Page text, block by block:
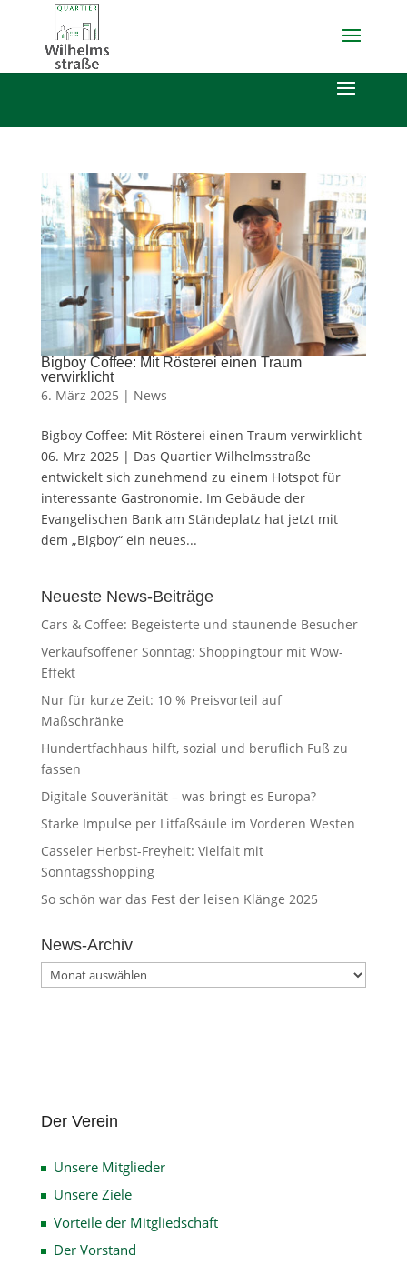
Bigboy Coffee: Mit Rösterei einen Traum
verwirklicht
6. März 2025 | News
Bigboy Coffee: Mit Rösterei einen Traum verwirklicht
06. Mrz 2025 | Das Quartier Wilhelmsstraße
entwickelt sich zunehmend zu einem Hotspot für
interessante Gastronomie. Im Gebäude der
Evangelischen Bank am Ständeplatz hat jetzt mit
dem „Bigboy“ ein neues...
Neueste News-Beiträge
Cars & Coffee: Begeisterte und staunende Besucher
Verkaufsoffener Sonntag: Shoppingtour mit Wow-
Effekt
Nur für kurze Zeit: 10 % Preisvorteil auf
Maßschränke
Hundertfachhaus hilft, sozial und beruflich Fuß zu
fassen
Digitale Souveränität – was bringt es Europa?
Starke Impulse per Litfaßsäule im Vorderen Westen
Casseler Herbst-Freyheit: Vielfalt mit
Sonntagsshopping
So schön war das Fest der leisen Klänge 2025
News-Archiv
News-
Archiv
Der Verein
Unsere Mitglieder
Unsere Ziele
Vorteile der Mitgliedschaft
Der Vorstand